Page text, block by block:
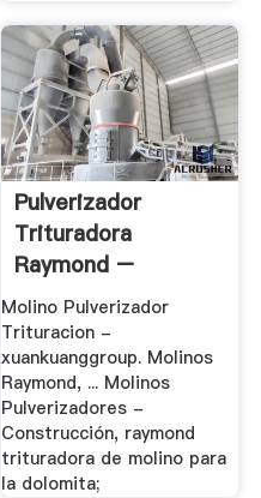
Pulverizador
Trituradora
Raymond –
Trituradora .
Molino Pulverizador
Trituracion -
xuankuanggroup. Molinos
Raymond, ... Molinos
Pulverizadores -
Construcción, raymond
trituradora de molino para
la dolomita;